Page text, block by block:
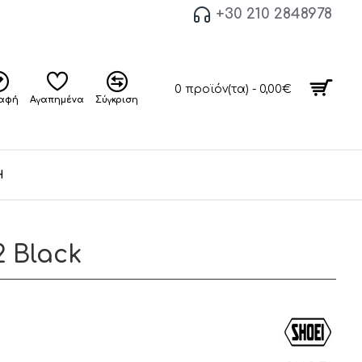
+30 210 2848978
Αγαπημένα Σύγκριση
0 προϊόν(τα) - 0,00€
Black